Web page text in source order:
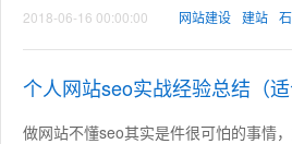
2018-06-16 00:00:00 网站建设 建站
个人网站seo实战经验总结（适
做网站不懂seo其实是件很可怕的事情